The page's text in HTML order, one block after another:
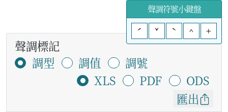
聲調符號小鍵盤
ˊ
ˇ ˋ ^ +
聲調標記
調型
調值
調號
XLS
PDF
ODS
匯出